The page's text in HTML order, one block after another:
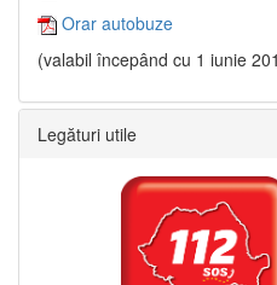
Orar autobuze
(valabil începând cu 1 iunie
Legături utile